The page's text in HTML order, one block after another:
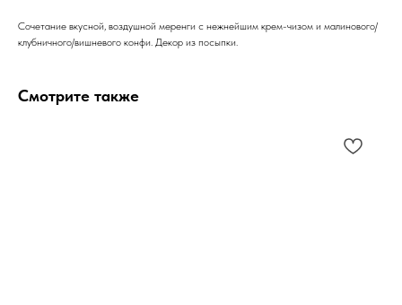
Сочетание вкусной, воздушной меренги с нежнейшим крем-чизом и малинового/
клубничного/вишневого конфи. Декор из посыпки.
Смотрите также